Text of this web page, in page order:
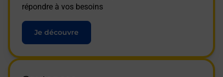
répondre à vos besoins
Je découvre